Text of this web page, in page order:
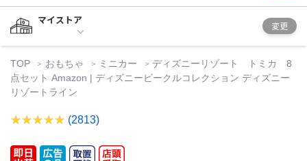
マイストア
変更
TOP おもちゃ ミニカー
ディズニーリゾート トミカ 8
点セット Amazon | ディズニービークルコレクション ディズニー
リゾートライン
(2813)